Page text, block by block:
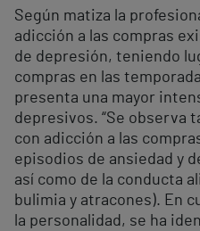
Según matiza la
adicción a las compras
de depresión, teniendo
compras en las
presenta una mayor
depresivos. “Se observa
con adicción a las
episodios de ansiedad y
así como de la conducta
bulimia y atracones). En
la personalidad, se ha